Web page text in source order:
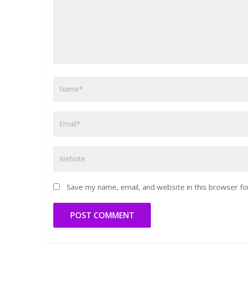
Save my name, email, and website in this browser